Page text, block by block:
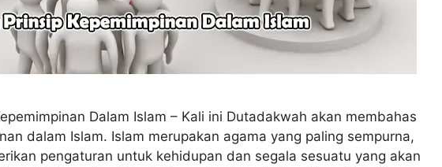
Dalam Islam – Kali ini Dutadakwah akan membahas
dalam Islam. Islam merupakan agama yang paling sempurna,
pengaturan untuk kehidupan dan segala sesuatu yang akan